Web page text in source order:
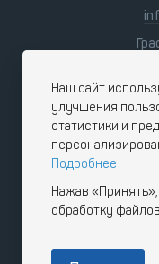
Наш сайт
улучшения
статистики и
Подробнее
Нажав
обработку